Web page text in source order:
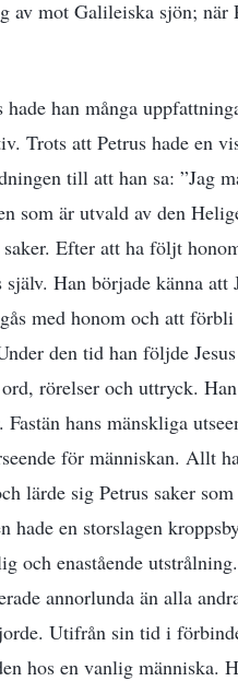
av mot Galileiska sjön;
han många
Trots att Petrus hade en
till att han sa: ”Jag
som är utvald av den
Efter att ha följt
själv. Han började känna
med honom och att
den tid han följde
rörelser och uttryck.
hans mänskliga
för människan. Allt
lärde sig Petrus saker
hade en storslagen
och enastående
annorlunda än alla
Utifrån sin tid i
hos en vanlig människa.